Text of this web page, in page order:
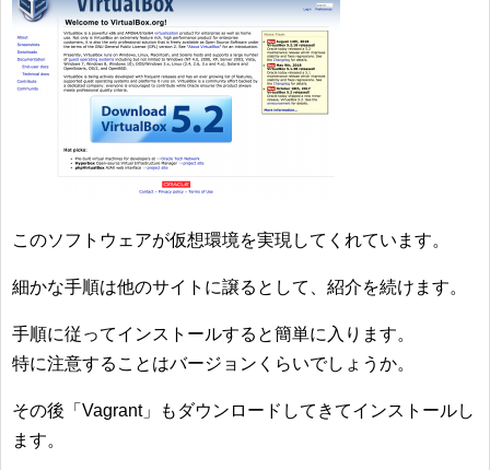
このソフトウェアが仮想環境を実現してくれています。
細かな手順は他のサイトに譲るとして、紹介を続けます。
手順に従ってインストールすると簡単に入ります。
特に注意することはバージョンくらいでしょうか。
その後「Vagrant」もダウンロードしてきてインストールし
ます。